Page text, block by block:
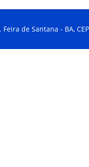
de Santana - BA,